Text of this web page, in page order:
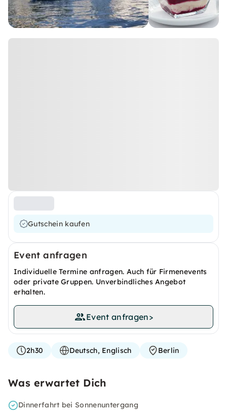
Gutschein kaufen
Event anfragen
Individuelle Termine anfragen. Auch für Firmenevents
oder private Gruppen. Unverbindliches Angebot
erhalten.
Event anfragen>
2h30 Deutsch, Englisch Berlin
Was erwartet Dich
Dinnerfahrt bei Sonnenuntergang